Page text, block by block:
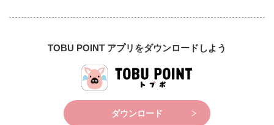
TOBU POINT アプリをダウンロードしよう
ダウンロード